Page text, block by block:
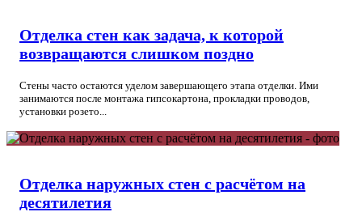
Отделка стен как задача, к которой
возвращаются слишком поздно
Стены часто остаются уделом завершающего этапа отделки. Ими
занимаются после монтажа гипсокартона, прокладки проводов,
установки розето...
Отделка наружных стен с расчётом на
десятилетия